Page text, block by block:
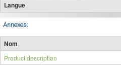
Langue
Annexes:
Nom
Product description